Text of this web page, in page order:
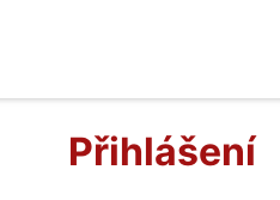
Přihlášení